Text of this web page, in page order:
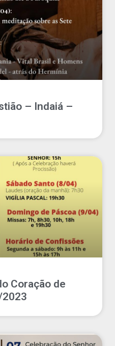
– Indaiá –
Coração de